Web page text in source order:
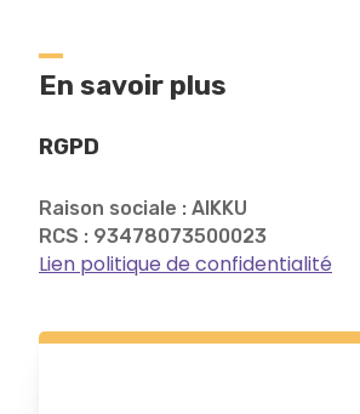
En savoir plus
RGPD
Raison sociale : AIKKU
RCS : 93478073500023
Lien politique de confidentialité